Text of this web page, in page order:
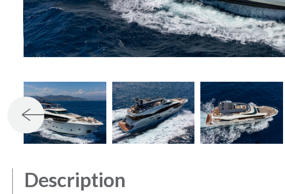
Description